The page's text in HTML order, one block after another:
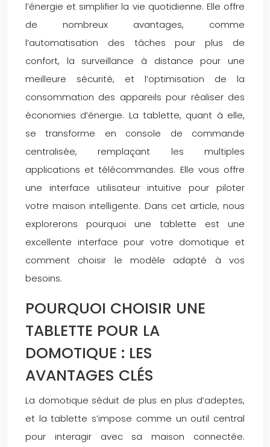
l’énergie et simplifier la vie quotidienne. Elle offre
de nombreux avantages, comme
l’automatisation des tâches pour plus de
confort, la surveillance à distance pour une
meilleure sécurité, et l’optimisation de la
consommation des appareils pour réaliser des
économies d’énergie. La tablette, quant à elle,
se transforme en console de commande
centralisée, remplaçant les multiples
applications et télécommandes. Elle vous offre
une interface utilisateur intuitive pour piloter
votre maison intelligente. Dans cet article, nous
explorerons pourquoi une tablette est une
excellente interface pour votre domotique et
comment choisir le modèle adapté à vos
besoins.
POURQUOI CHOISIR UNE
TABLETTE POUR LA
DOMOTIQUE : LES
AVANTAGES CLÉS
La domotique séduit de plus en plus d’adeptes,
et la tablette s’impose comme un outil central
pour interagir avec sa maison connectée.